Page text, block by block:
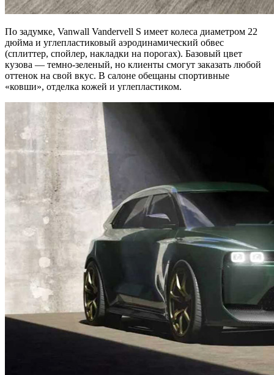
По задумке, Vanwall Vandervell S имеет колеса диаметром 22
дюйма и углепластиковый аэродинамический обвес
(сплиттер, спойлер, накладки на порогах). Базовый цвет
кузова — темно-зеленый, но клиенты смогут заказать любой
оттенок на свой вкус. В салоне обещаны спортивные
«ковши», отделка кожей и углепластиком.